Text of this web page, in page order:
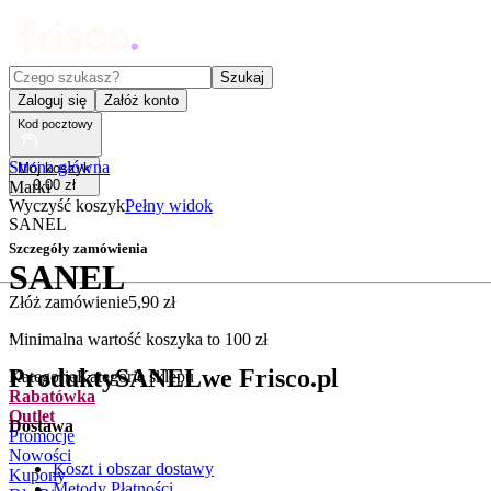
Czego szukasz?
Szukaj
Zaloguj się
Załóż konto
Kod pocztowy
Mój koszyk
0,00 zł
Wyczyść koszykPełny widok
Szczegóły zamówienia
Złóż zamówienie5,90 zł
Minimalna wartość koszyka to 100 zł
KategorieKategorie sklepu
Rabatówka
Outlet
Promocje
Nowości
Kupony
Strona główna
Marki
SANEL
SANEL
.
ProduktySANELwe Frisco.pl
Dostawa
Koszt i obszar dostawy